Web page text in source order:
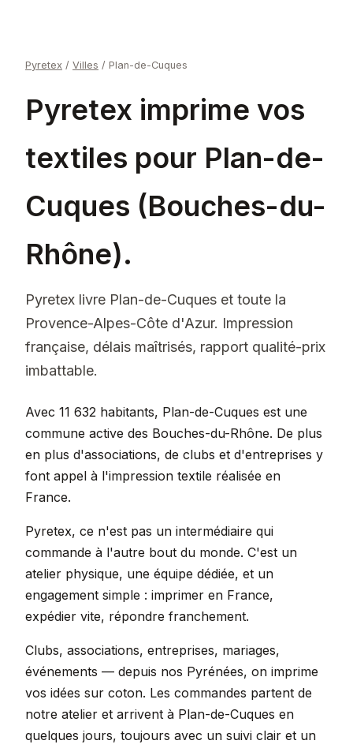
Pyretex / Villes / Plan-de-Cuques
Pyretex imprime vos
textiles pour Plan-de-
Cuques (Bouches-du-
Rhône).
Pyretex livre Plan-de-Cuques et toute la
Provence-Alpes-Côte d'Azur. Impression
française, délais maîtrisés, rapport qualité-prix
imbattable.
Avec 11 632 habitants, Plan-de-Cuques est une
commune active des Bouches-du-Rhône. De plus
en plus d'associations, de clubs et d'entreprises y
font appel à l'impression textile réalisée en
France.
Pyretex, ce n'est pas un intermédiaire qui
commande à l'autre bout du monde. C'est un
atelier physique, une équipe dédiée, et un
engagement simple : imprimer en France,
expédier vite, répondre franchement.
Clubs, associations, entreprises, mariages,
événements — depuis nos Pyrénées, on imprime
vos idées sur coton. Les commandes partent de
notre atelier et arrivent à Plan-de-Cuques en
quelques jours, toujours avec un suivi clair et un